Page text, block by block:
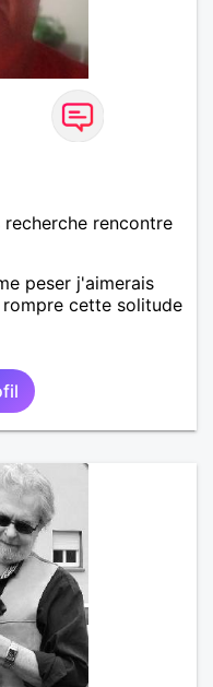
rencontre
peser j'aimerais
cette solitude